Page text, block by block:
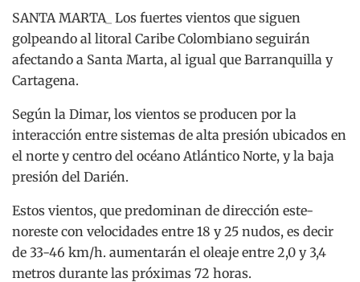
SANTA MARTA_ Los fuertes vientos que siguen
golpeando al litoral Caribe Colombiano seguirán
afectando a Santa Marta, al igual que Barranquilla y
Cartagena.
Según la Dimar, los vientos se producen por la
interacción entre sistemas de alta presión ubicados en
el norte y centro del océano Atlántico Norte, y la baja
presión del Darién.
Estos vientos, que predominan de dirección este-
noreste con velocidades entre 18 y 25 nudos, es decir
de 33-46 km/h. aumentarán el oleaje entre 2,0 y 3,4
metros durante las próximas 72 horas.